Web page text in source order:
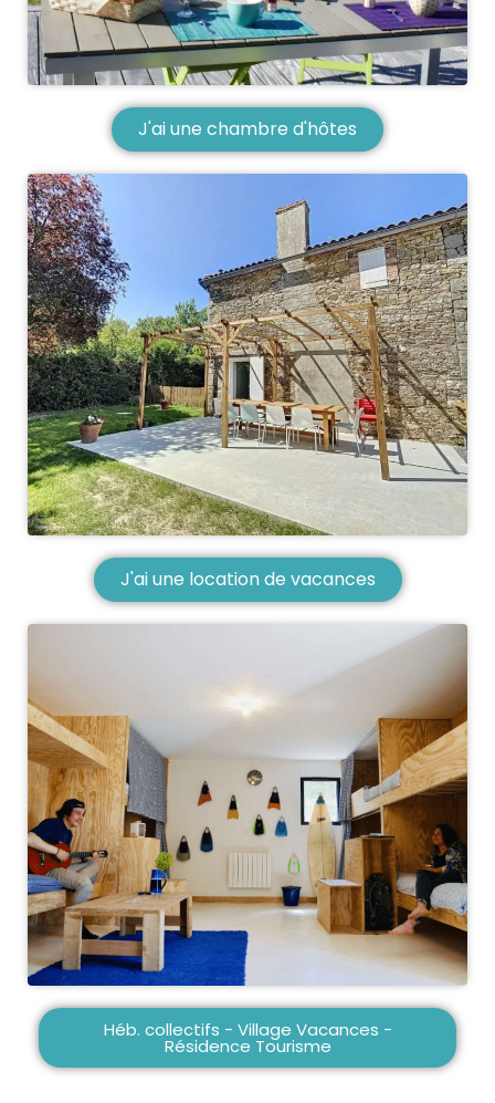
J'ai une chambre d'hôtes
J'ai une location de vacances
Héb. collectifs - Village Vacances -
Résidence Tourisme